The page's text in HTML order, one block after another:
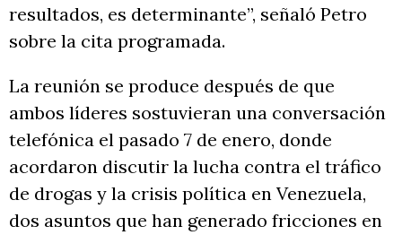
resultados, es determinante”, señaló Petro
sobre la cita programada.
La reunión se produce después de que
ambos líderes sostuvieran una conversación
telefónica el pasado 7 de enero, donde
acordaron discutir la lucha contra el tráfico
de drogas y la crisis política en Venezuela,
dos asuntos que han generado fricciones en